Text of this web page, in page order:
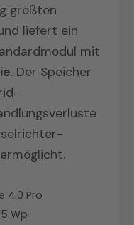
größten
liefert ein
mit
. Der Speicher
4.0 Pro
Wp